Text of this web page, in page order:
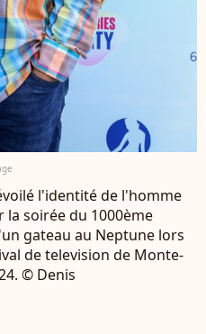
l'identité de l'homme
la soirée du 1000ème
gateau au Neptune lors
de television de Monte-
© Denis